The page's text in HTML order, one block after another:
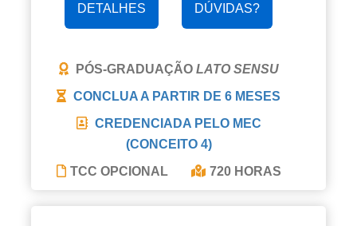
DETALHES DÚVIDAS?
PÓS-GRADUAÇÃO LATO SENSU
CONCLUA A PARTIR DE 6 MESES
CREDENCIADA PELO MEC
(CONCEITO 4)
TCC OPCIONAL
720 HORAS